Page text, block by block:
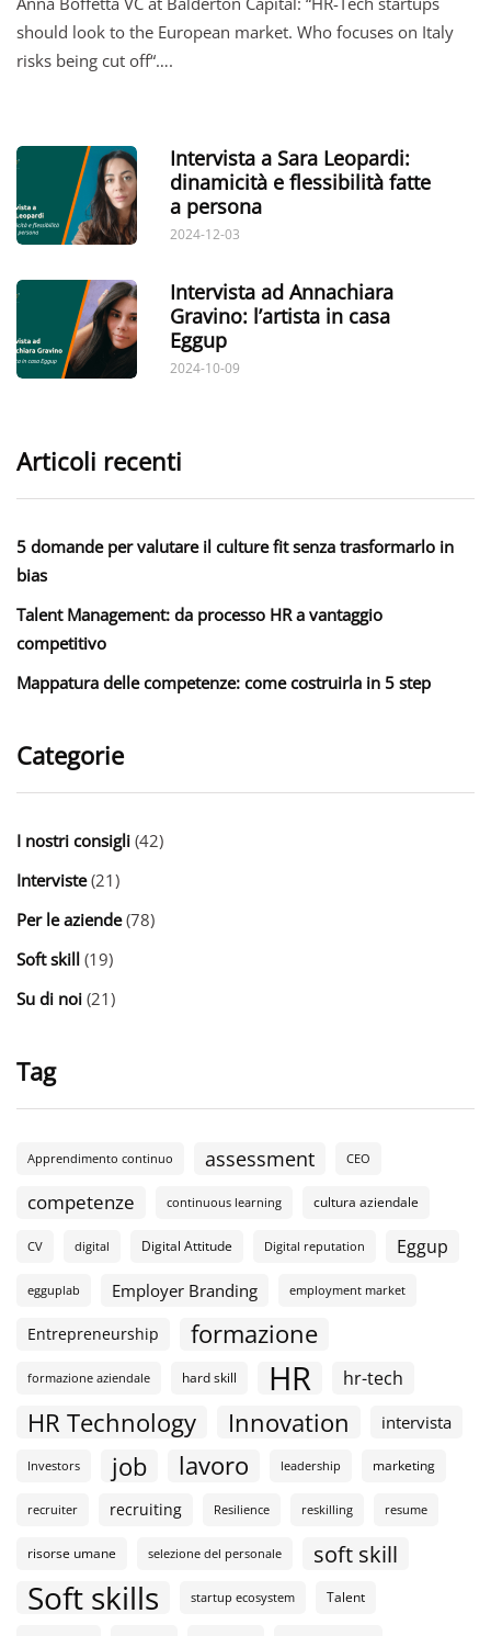
should look to the European market. Who focuses on Italy
risks being cut off“….
Intervista a Sara Leopardi:
dinamicità e flessibilità fatte
a persona
2024-12-03
Intervista ad Annachiara
Gravino: l’artista in casa
Eggup
2024-10-09
Articoli recenti
5 domande per valutare il culture fit senza trasformarlo in
bias
Talent Management: da processo HR a vantaggio
competitivo
Mappatura delle competenze: come costruirla in 5 step
Categorie
I nostri consigli (42)
Interviste(21)
Per le aziende(78)
Soft skill (19)
Su di noi (21)
Tag
Apprendimento continuo assessment CEO
competenze continuous learning cultura aziendale
CV digital Digital Attitude Digital reputation Eggup
egguplab Employer Branding employment market
Entrepreneurship formazione
formazione aziendale hard skill HR hr-tech
HR Technology Innovation intervista
Investors job lavoro leadership marketing
recruiter recruiting Resilience reskilling resume
risorse umane selezione del personale soft skill
Soft skills startup ecosystem Talent